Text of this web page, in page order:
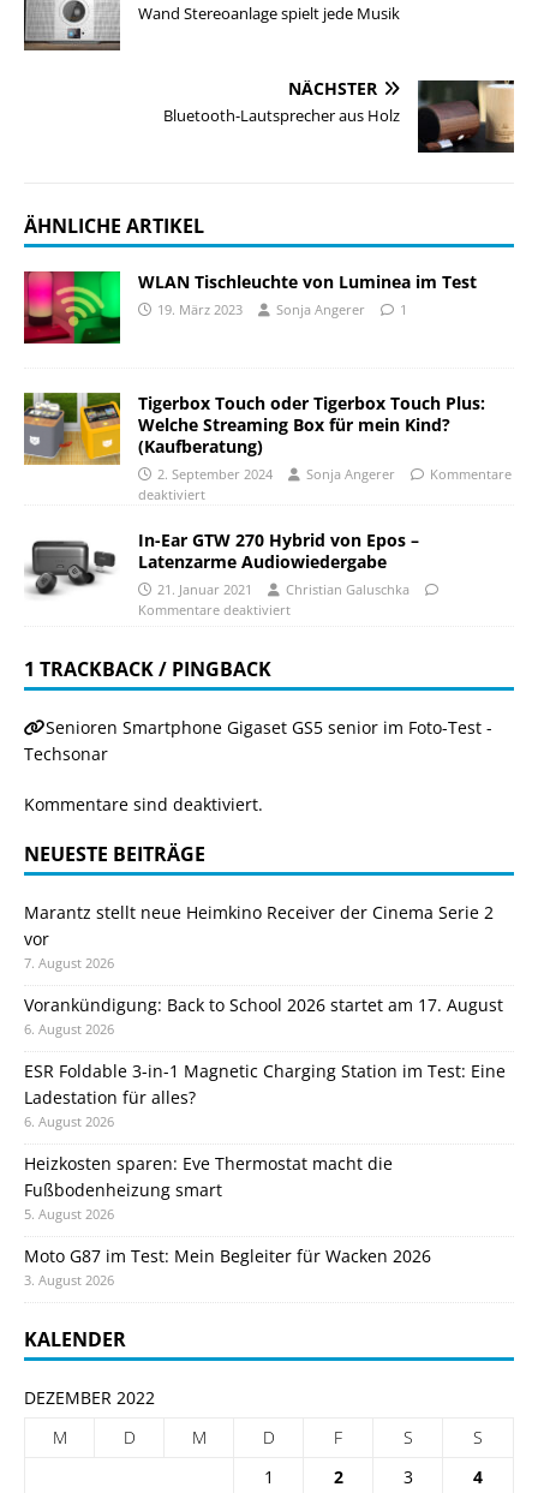
Wand Stereoanlage spielt jede Musik
NÄCHSTER
Bluetooth-Lautsprecher aus Holz
ÄHNLICHE ARTIKEL
WLAN Tischleuchte von Luminea im Test
19. März 2023 Sonja Angerer 1
Tigerbox Touch oder Tigerbox Touch Plus:
Welche Streaming Box für mein Kind?
(Kaufberatung)
2. September 2024 Sonja Angerer
Kommentare
deaktiviert
In-Ear GTW 270 Hybrid von Epos –
Latenzarme Audiowiedergabe
21. Januar 2021
Christian Galuschka
Kommentare deaktiviert
1 TRACKBACK / PINGBACK
Senioren Smartphone Gigaset GS5 senior im Foto-Test -
Techsonar
Kommentare sind deaktiviert.
NEUESTE BEITRÄGE
Marantz stellt neue Heimkino Receiver der Cinema Serie 2
vor
7. August 2026
Vorankündigung: Back to School 2026 startet am 17. August
6. August 2026
ESR Foldable 3-in-1 Magnetic Charging Station im Test: Eine
Ladestation für alles?
6. August 2026
Heizkosten sparen: Eve Thermostat macht die
Fußbodenheizung smart
5. August 2026
Moto G87 im Test: Mein Begleiter für Wacken 2026
3. August 2026
KALENDER
DEZEMBER 2022
M
D M D F S
S
1
2 3 4